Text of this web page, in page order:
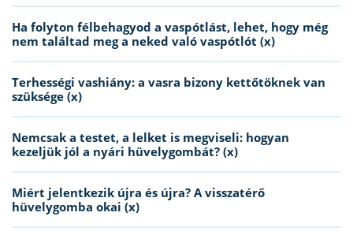
Ha folyton félbehagyod a vaspótlást, lehet, hogy még
nem találtad meg a neked való vaspótlót (x)
Terhességi vashiány: a vasra bizony kettőtöknek van
szüksége (x)
Nemcsak a testet, a lelket is megviseli: hogyan
kezeljük jól a nyári hüvelygombát? (x)
Miért jelentkezik újra és újra? A visszatérő
hüvelygomba okai (x)